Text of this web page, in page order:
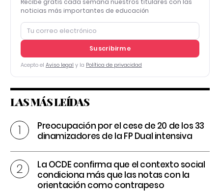
Recibe gratis cada semana nuestros titulares con las
noticias más importantes de educación
Suscribirme
Acepto el Aviso legal y la Política de privacidad
LAS MÁS LEÍDAS
Preocupación por el cese de 20 de los 33
dinamizadores de la FP Dual intensiva
La OCDE confirma que el contexto social
condiciona más que las notas con la
orientación como contrapeso